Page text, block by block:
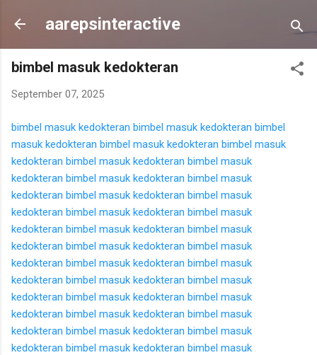
Langsung ke konten utama
aarepsinteractive
bimbel masuk kedokteran
September 07, 2025
bimbel masuk kedokteran bimbel masuk kedokteran bimbel
masuk kedokteran bimbel masuk kedokteran bimbel masuk
kedokteran bimbel masuk kedokteran bimbel masuk
kedokteran bimbel masuk kedokteran bimbel masuk
kedokteran bimbel masuk kedokteran bimbel masuk
kedokteran bimbel masuk kedokteran bimbel masuk
kedokteran bimbel masuk kedokteran bimbel masuk
kedokteran bimbel masuk kedokteran bimbel masuk
kedokteran bimbel masuk kedokteran bimbel masuk
kedokteran bimbel masuk kedokteran bimbel masuk
kedokteran bimbel masuk kedokteran bimbel masuk
kedokteran bimbel masuk kedokteran bimbel masuk
kedokteran bimbel masuk kedokteran bimbel masuk
kedokteran bimbel masuk kedokteran bimbel masuk